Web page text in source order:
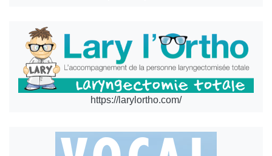
https://larylortho.com/